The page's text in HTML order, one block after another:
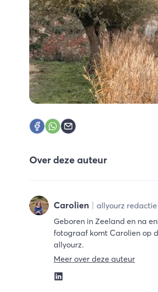
Over deze auteur
Carolien
allyourz redactie
Geboren in Zeeland en na
fotograaf komt Carolien op
allyourz.
Meer over deze auteur